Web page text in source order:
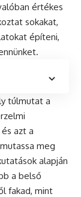
értékes
sokakat,
építeni,
túlmutat a
azt a
meg
alapján
a belső
fakad, mint